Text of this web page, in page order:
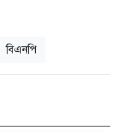
বিএনপি